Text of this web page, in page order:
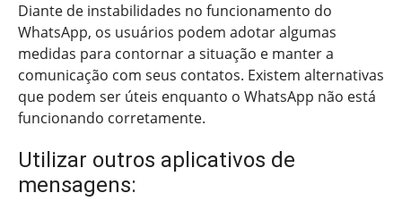
Diante de instabilidades no funcionamento do
WhatsApp, os usuários podem adotar algumas
medidas para contornar a situação e manter a
comunicação com seus contatos. Existem alternativas
que podem ser úteis enquanto o WhatsApp não está
funcionando corretamente.
Utilizar outros aplicativos de
mensagens: